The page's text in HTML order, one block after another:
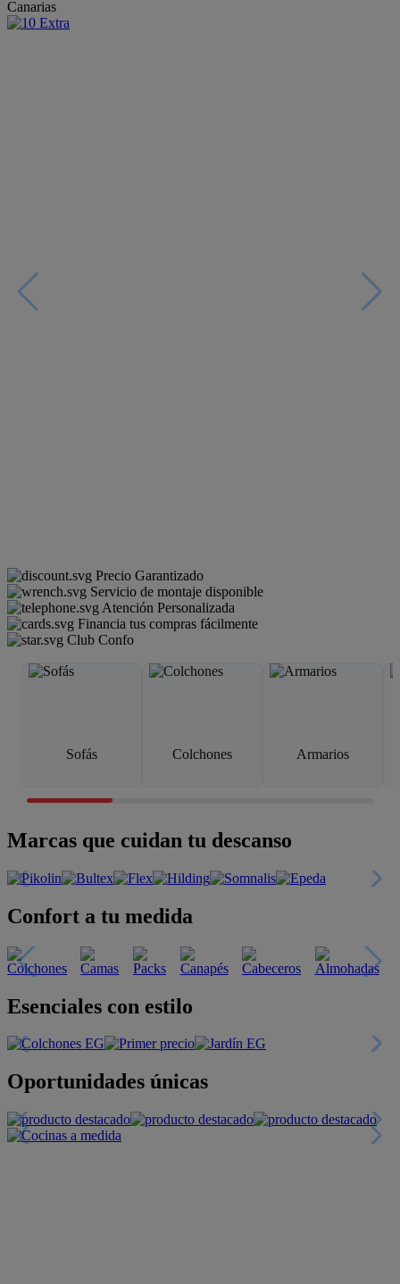
Canarias
Precio Garantizado
Servicio de montaje disponible
Atención Personalizada
Financia tus compras fácilmente
Club Confo
Sofás Colchones Armarios
Marcas que cuidan tu descanso
Confort a tu medida
Esenciales con estilo
Oportunidades únicas